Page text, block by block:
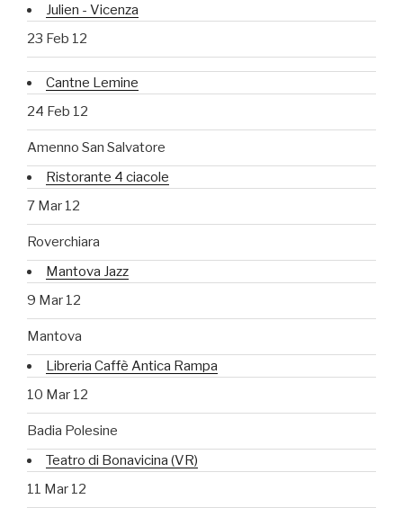
Julien - Vicenza
23 Feb 12
Cantne Lemine
24 Feb 12
Amenno San Salvatore
Ristorante 4 ciacole
7 Mar 12
Roverchiara
Mantova Jazz
9 Mar 12
Mantova
Libreria Caffè Antica Rampa
10 Mar 12
Badia Polesine
Teatro di Bonavicina (VR)
11 Mar 12